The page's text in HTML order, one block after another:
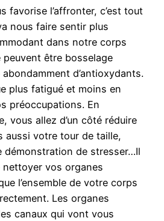
favorise l’affronter, c’est tout
nous faire sentir plus
dans notre corps
être bosselage
abondamment d’antioxydants.
plus fatigué et moins en
préoccupations. En
vous allez d’un côté réduire
aussi votre tour de taille,
démonstration de stresser…Il
vos organes
l’ensemble de votre corps
Les organes
canaux qui vont vous